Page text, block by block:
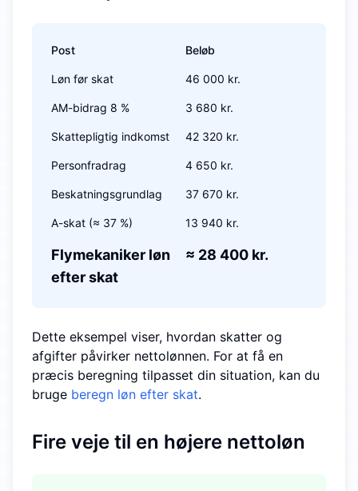
Post Beløb
Løn før skat 46 000 kr.
AM-bidrag 8 % 3 680 kr.
Skattepligtig indkomst 42 320 kr.
Personfradrag 4 650 kr.
Beskatningsgrundlag 37 670 kr.
A-skat (≈ 37 %) 13 940 kr.
Flymekaniker løn
efter skat
≈ 28 400 kr.
Dette eksempel viser, hvordan skatter og
afgifter påvirker nettolønnen. For at få en
præcis beregning tilpasset din situation, kan du
bruge beregn løn efter skat.
Fire veje til en højere nettoløn